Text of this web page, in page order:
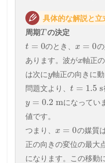
具体的な解説と立
周期T の決定
t = 0のとき、 x = 0
あります。波がx軸正
は次にy軸正の向きに動
問題文より、 t = 1.5 s
y = 0.2 mになってい
値です。
つまり、 x = 0の媒質
正の向きの変位の最大
になります。この移動